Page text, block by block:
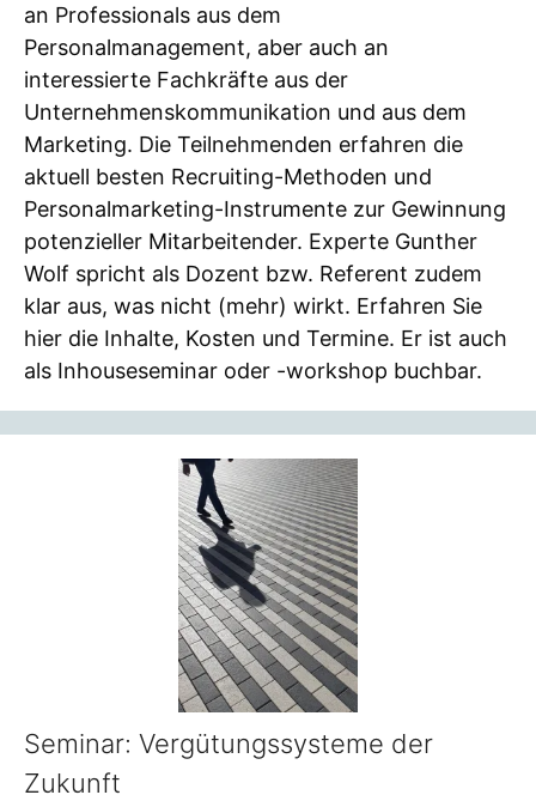
an Professionals aus dem
Personalmanagement, aber auch an
interessierte Fachkräfte aus der
Unternehmenskommunikation und aus dem
Marketing. Die Teilnehmenden erfahren die
aktuell besten Recruiting-Methoden und
Personalmarketing-Instrumente zur Gewinnung
potenzieller Mitarbeitender. Experte Gunther
Wolf spricht als Dozent bzw. Referent zudem
klar aus, was nicht (mehr) wirkt. Erfahren Sie
hier die Inhalte, Kosten und Termine. Er ist auch
als Inhouseseminar oder -workshop buchbar.
Seminar: Vergütungssysteme der
Zukunft